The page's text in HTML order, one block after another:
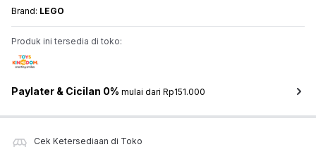
Brand: LEGO
Produk ini tersedia di toko:
Paylater & Cicilan 0% mulai dari Rp151.000
Cek Ketersediaan di Toko